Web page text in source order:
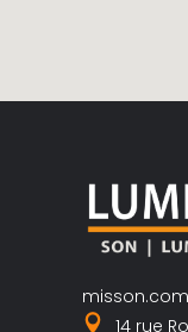
misson.com
14 rue